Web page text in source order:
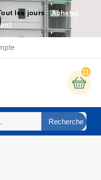
les jours
Achetez
11
Recherche